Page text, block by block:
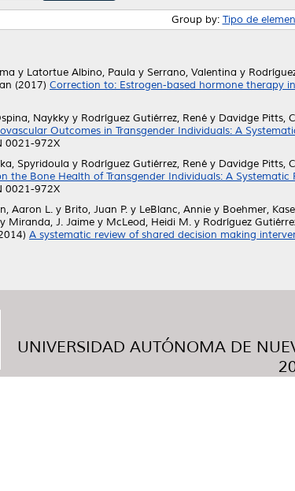
Group by: Tipo de
y Latortue Albino, Paula y Serrano, Valentina y
(2017) Correction to: Estrogen-based hormone therapy
Naykky y Rodríguez Gutiérrez, René y Davidge Pitts,
Outcomes in Transgender Individuals: A
0021-972X
Spyridoula y Rodríguez Gutiérrez, René y Davidge Pitts,
the Bone Health of Transgender Individuals: A
0021-972X
Aaron L. y Brito, Juan P. y LeBlanc, Annie y Boehmer,
y Miranda, J. Jaime y McLeod, Heidi M. y Rodríguez
A systematic review of shared decision making
UNIVERSIDAD AUTÓNOMA DE